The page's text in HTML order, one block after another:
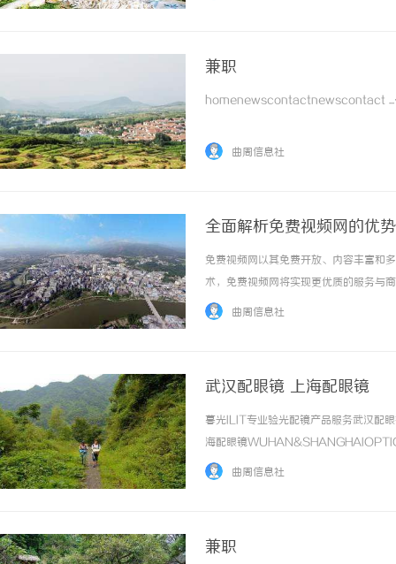
兼职
homenewscontactnewscontact
曲周信息社
全面解析免费视频网的优
免费视频网以其免费开放、内容丰富和
术，免费视频网将实现更优质的服务与
曲周信息社
武汉配眼镜 上海配眼镜
暮光ILIT专业验光配镜产品服务武汉配
海配眼镜
品牌，现于武汉与上海设有4家门店。
曲周信息社
兼职